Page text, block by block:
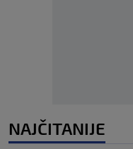
NAJČITANIJE